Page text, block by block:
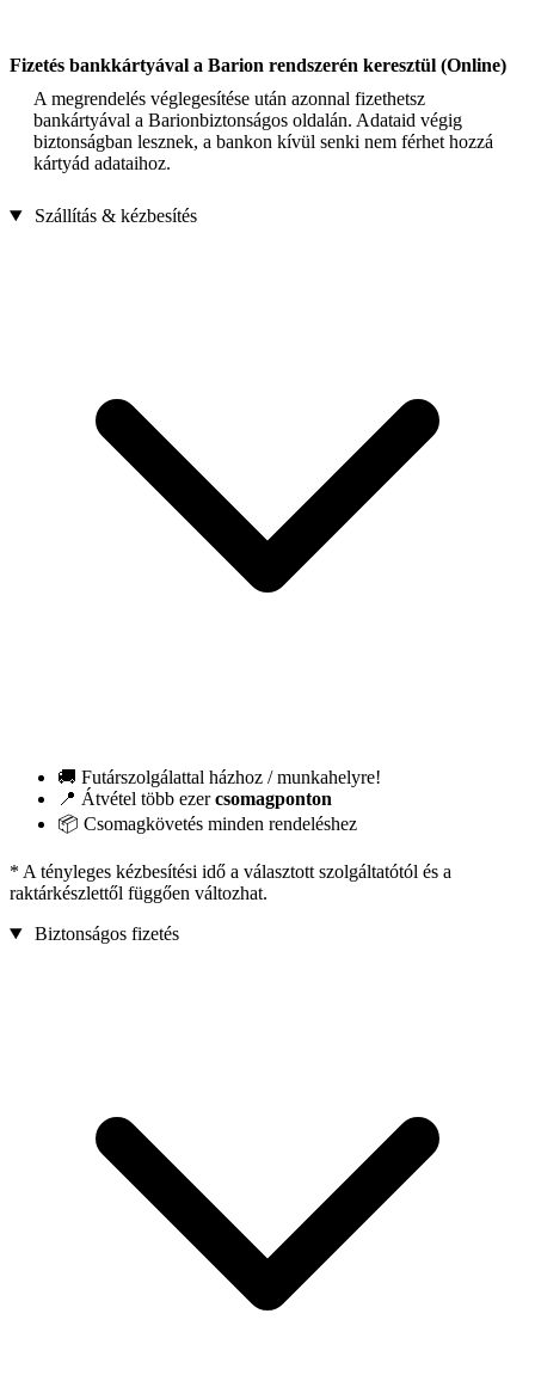
Fizetés bankkártyával a Barion rendszerén keresztül (Online)
A megrendelés véglegesítése után azonnal fizethetsz
bankártyával a Barionbiztonságos oldalán. Adataid végig
biztonságban lesznek, a bankon kívül senki nem férhet hozzá
kártyád adataihoz.
Szállítás & kézbesítés
🚚 Futárszolgálattal házhoz / munkahelyre!
📍 Átvétel több ezercsomagponton
📦 Csomagkövetés minden rendeléshez
* A tényleges kézbesítési idő a választott szolgáltatótól és a
raktárkészlettől függően változhat.
Biztonságos fizetés